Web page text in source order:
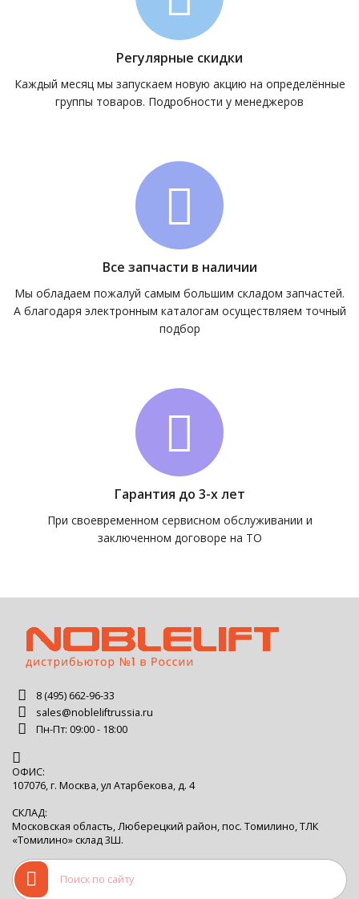
Регулярные скидки
Каждый месяц мы запускаем новую акцию на определённые
группы товаров. Подробности у менеджеров
Все запчасти в наличии
Мы обладаем пожалуй самым большим складом запчастей.
А благодаря электронным каталогам осуществляем точный
подбор
Гарантия до 3-х лет
При своевременном сервисном обслуживании и
заключенном договоре на ТО
8 (495) 662-96-33
sales@nobleliftrussia.ru
Пн-Пт: 09:00 - 18:00
ОФИС:
107076, г. Москва, ул Атарбекова, д. 4
СКЛАД:
Московская область, Люберецкий район, пос. Томилино, ТЛК
«Томилино» склад 3Ш.